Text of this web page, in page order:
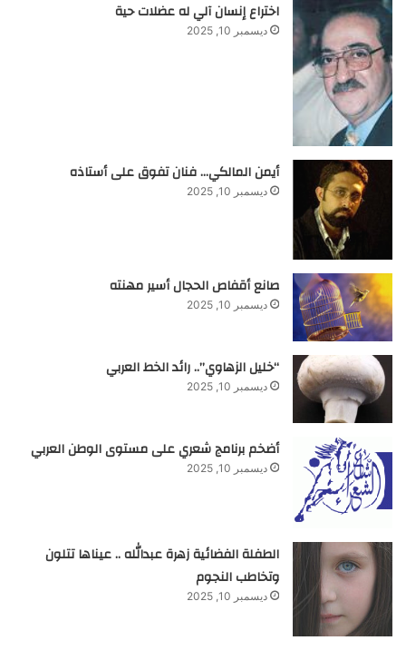
اختراع إنسان آلي له عضلات حية
ديسمبر 10, 2025
أيمن المالكي… فنان تفوق على أستاذه
ديسمبر 10, 2025
صانع أقفاص الحجال أسير مهنته
ديسمبر 10, 2025
“خليل الزهاوي”.. رائد الخط العربي
ديسمبر 10, 2025
أضخم برنامج شعري على مستوى الوطن العربي
ديسمبر 10, 2025
الطفلة الفضائية زهرة عبدالله .. عيناها تتلون
وتخاطب النجوم
ديسمبر 10, 2025